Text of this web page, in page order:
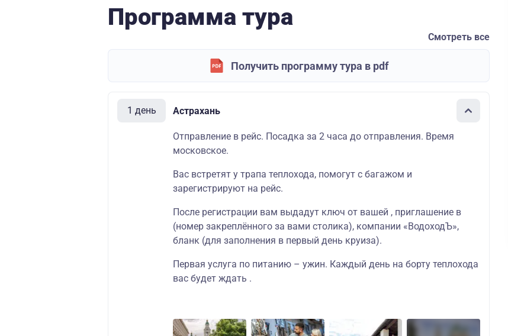
Программа тура
Смотреть все
Получить программу тура в pdf
1 день Астрахань
Отправление в рейс. Посадка за 2 часа до отправления. Время
московское.
Вас встретят у трапа теплохода, помогут с багажом и
зарегистрируют на рейс.
После регистрации вам выдадут ключ от вашей , приглашение в
(номер закреплённого за вами столика), компании «ВодоходЪ»,
бланк (для заполнения в первый день круиза).
Первая услуга по питанию – ужин. Каждый день на борту теплохода
вас будет ждать .